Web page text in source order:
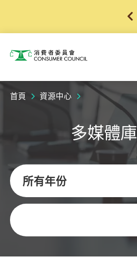
消費者委員會
首頁 資源中心
多媒體庫
所有年份
關鍵字